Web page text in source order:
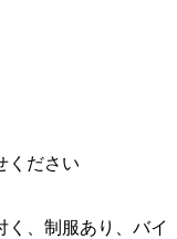
ください
く、制服あり、バイ